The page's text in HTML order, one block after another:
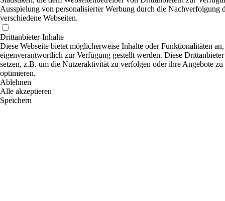
Ausspielung von personalisierter Werbung durch die Nachverfolgung
verschiedene Webseiten.
Drittanbieter-Inhalte
Diese Webseite bietet möglicherweise Inhalte oder Funktionalitäten
eigenverantwortlich zur Verfügung gestellt werden. Diese
setzen, z.B. um die Nutzeraktivität zu verfolgen oder ihre Angebote zu
optimieren.
Ablehnen
Alle akzeptieren
Speichern